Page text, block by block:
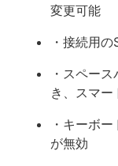
変更可能
・接続用
・スペー
き、スマ
・キーボ
が無効